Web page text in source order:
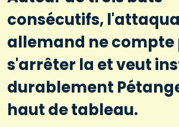
consécutifs,
allemand ne compte
s'arrêter la et veut
durablement
haut de tableau.